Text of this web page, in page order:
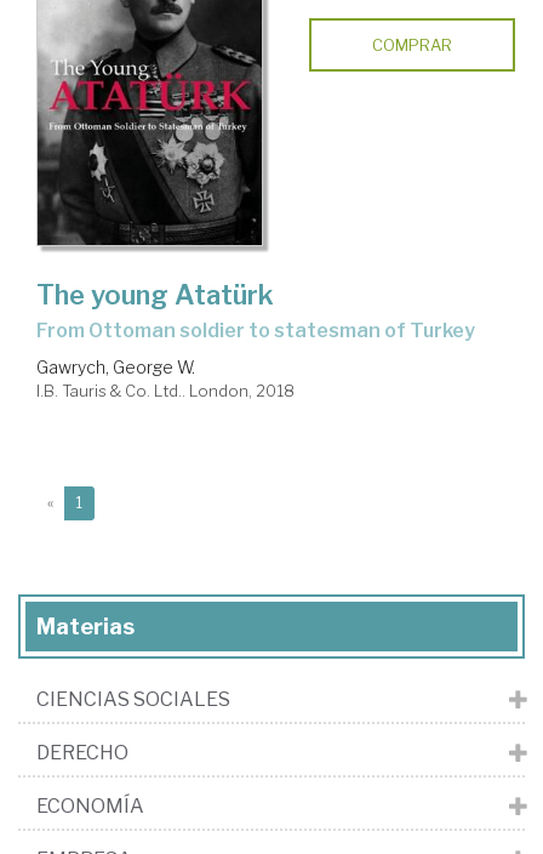
COMPRAR
The young Atatürk
from Ottoman soldier to statesman of Turkey
Gawrych, George W.
I.B. Tauris & Co. Ltd.. London, 2018
« 1
Materias
CIENCIAS SOCIALES
DERECHO
ECONOMÍA